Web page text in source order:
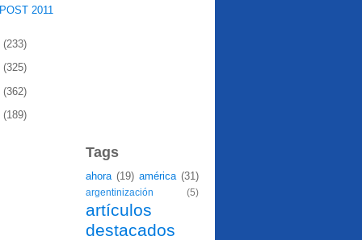
2011
(233)
(325)
(362)
(189)
Tags
ahora (19) américa (31)
argentinización (5)
artículos
destacados